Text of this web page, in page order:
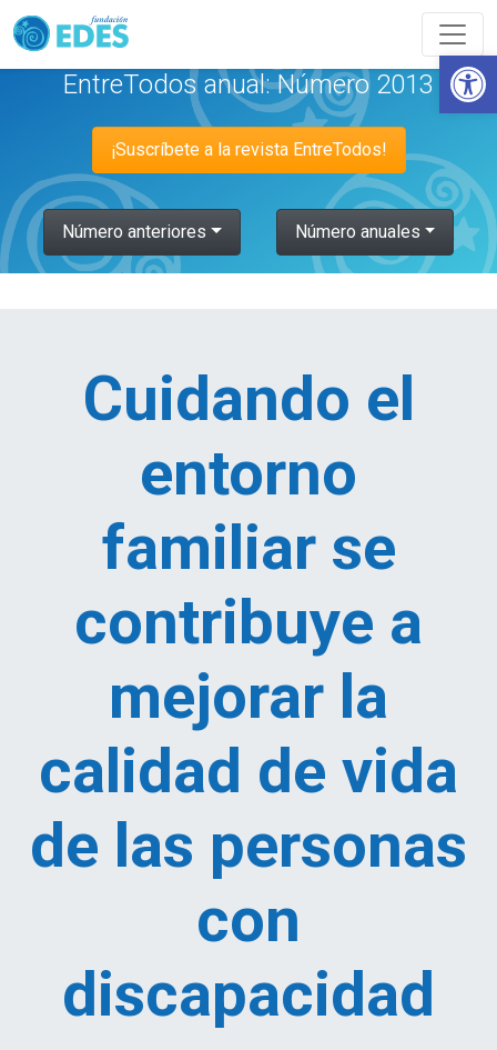
Abrir
EntreTodos anual: Número 2013
¡Suscríbete a la revista EntreTodos!
Número anteriores Número anuales
Cuidando el
entorno
familiar se
contribuye a
mejorar la
calidad de vida
de las personas
con
discapacidad